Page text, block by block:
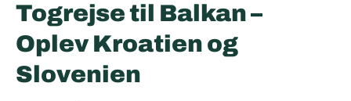
Togrejse til Balkan –
Oplev Kroatien og
Slovenien